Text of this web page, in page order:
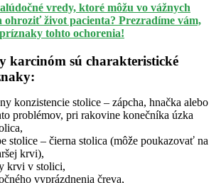
vredy, ktoré môžu vo vážnych
ohroziť život pacienta? Prezradíme vám,
tohto ochorenia!
karcinóm sú charakteristické
konzistencie stolice – zápcha, hnačka alebo
problémov, pri rakovine konečníka úzka
stolice – čierna stolica (môže poukazovať na
krvi),
krvi v stolici,
vyprázdnenia čreva,